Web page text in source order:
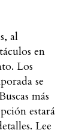
al
en
Los
se
más
estará
Lee